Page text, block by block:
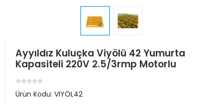
Ayyıldız Kuluçka Viyölü 42 Yumurta
Kapasiteli 220V 2.5/3rmp Motorlu
Ürün Kodu: VIYÖL42